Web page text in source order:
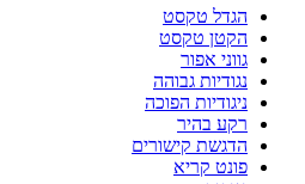
הגדל טקסט
הקטן טקסט
גווני אפור
נגודיות גבוהה
ניגודיות הפוכה
רקע בהיר
הדגשת קישורים
פונט קריא